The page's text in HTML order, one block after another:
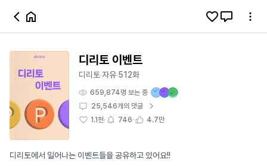
디리토 이벤트
디리토·자유·512화
659,874명 보는 중
25,546개의 댓글
1.1천· 746· 4.7만
디리토에서 일어나는 이벤트들을 공유하고 있어요!!